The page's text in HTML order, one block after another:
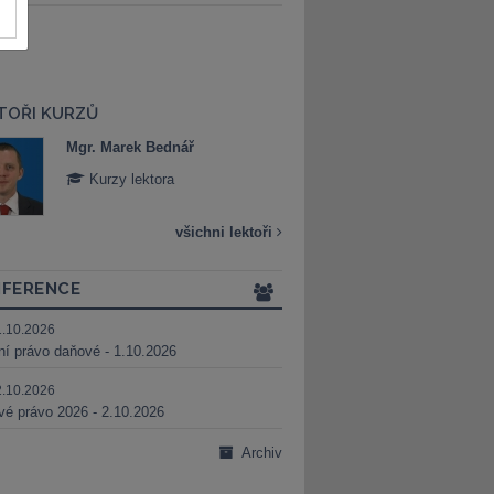
KURZŮ
Mgr. Marek Bednář
Kurzy lektora
všichni lektoři
právo daňové - 1.10.2026
právo 2026 - 2.10.2026
Archiv